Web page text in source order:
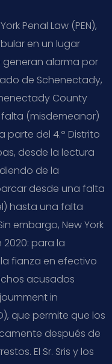
Penal Law (PEN),
en un lugar
alarma por
de Schenectady,
County
(misdemeanor)
parte del 4.º Distrito
desde la lectura
de la
desde una falta
hasta una falta
embargo, New York
para la
fianza en efectivo
acusados
in
que permite que los
después de
El Sr. Sris y los